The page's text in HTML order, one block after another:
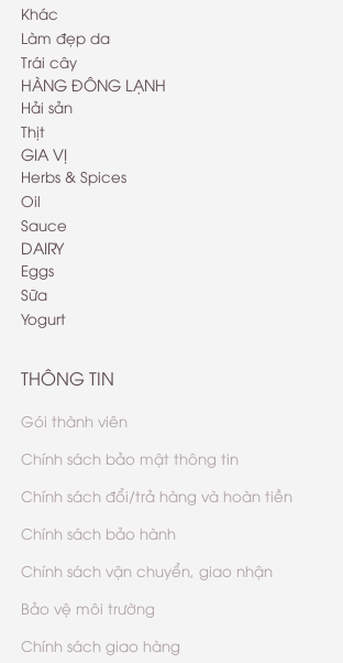
Khác
Làm đẹp da
Trái cây
HÀNG ĐÔNG LẠNH
Hải sản
Thịt
GIA VỊ
Herbs & Spices
Oil
Sauce
DAIRY
Eggs
Sữa
Yogurt
THÔNG TIN
Gói thành viên
Chính sách bảo mật thông tin
Chính sách đổi/trả hàng và hoàn tiền
Chính sách bảo hành
Chính sách vận chuyển, giao nhận
Bảo vệ môi trường
Chính sách giao hàng